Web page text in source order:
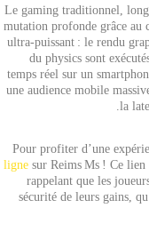
plateformes
de
cloud
gaming
réinventent
l’infrastructure
mobile
?
Le gaming traditionnel,
mutation profonde grâce au
ultra‑puissant : le rendu
du physics sont
temps réel sur un
une audience mobile
la
Pour profiter d’une
ligne sur Reims Ms ! Ce lien
rappelant que les
sécurité de leurs gains,